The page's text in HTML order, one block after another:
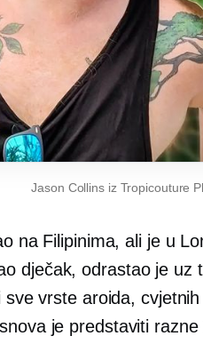
Jason Collins iz Tropicouture
na Filipinima, ali je u
dječak, odrastao je uz
vrste aroida,
je predstaviti